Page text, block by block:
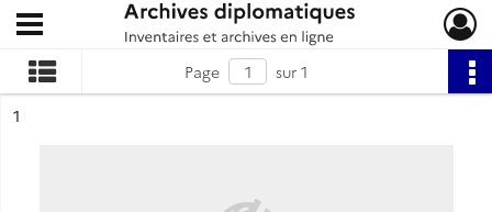
Archives diplomatiques
Ouvrir le menu déroulant
Page
sur 1
n°
1